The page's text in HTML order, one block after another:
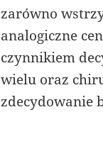
zarówno
analogiczne
czynnikiem
wielu oraz
zdecydowanie